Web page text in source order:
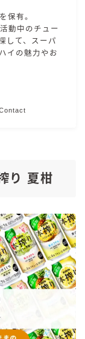
保有。
動中のチュー
して、スーパ
イの魅力やお
り 夏柑